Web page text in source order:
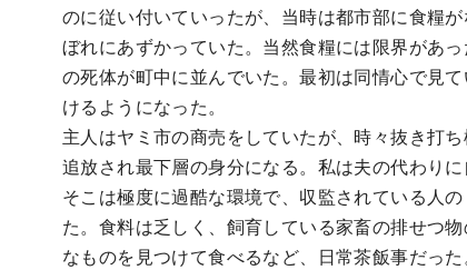
のに従い付いていったが、当時は都市部に食糧
ぼれにあずかっていた。当然食糧には限界があ
の死体が町中に並んでいた。最初は同情心で見
けるようになった。
主人はヤミ市の商売をしていたが、時々抜き打
追放され最下層の身分になる。私は夫の代わり
そこは極度に過酷な環境で、収監されている人
た。食料は乏しく、飼育している家畜の排せつ
なものを見つけて食べるなど、日常茶飯事だった